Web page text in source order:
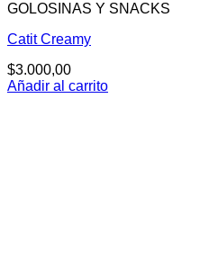
GOLOSINAS Y SNACKS
Catit Creamy
$3.000,00
Añadir al carrito